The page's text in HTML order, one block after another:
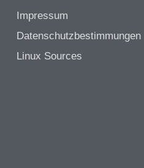
Impressum
Datenschutzbestimmungen
Linux Sources